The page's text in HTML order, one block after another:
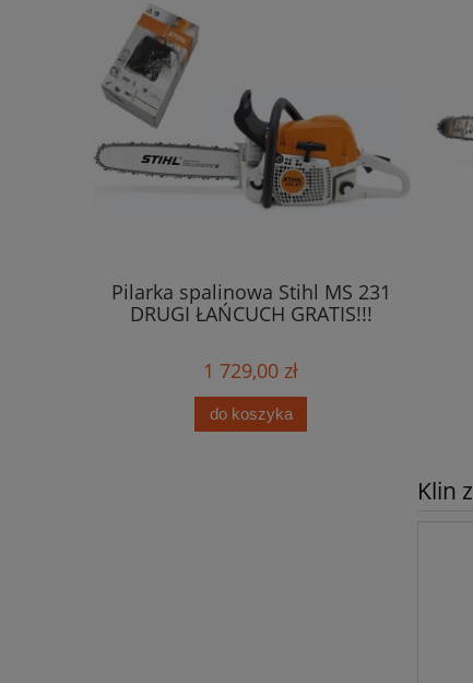
Pilarka spalinowa Stihl MS 231
DRUGI ŁAŃCUCH GRATIS!!!
1 729,00 zł
do koszyka
Klin